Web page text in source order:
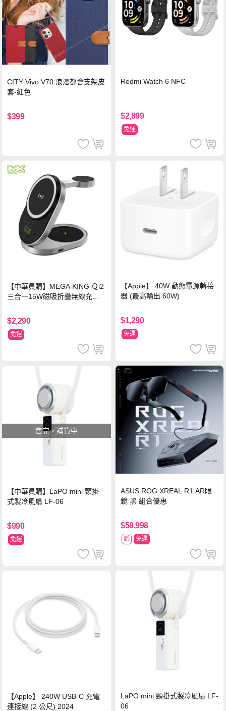
CITY Vivo V70 浪漫都會支架皮
套-紅色
$399
Redmi Watch 6 NFC
$2,899
免運
【中華員購】MEGA KING Ｑi2
三合一15W磁吸折疊無線充電
$2,290
免運
【Apple】 40W 動態電源轉接
器 (最高輸出 60W)
$1,290
免運
售完，補貨中
【中華員購】LaPO mini 頸掛
式製冷風扇 LF-06
$990
免運
ASUS ROG XREAL R1 AR眼
鏡 黑 組合優惠
$58,998
贈 免運
【Apple】 240W USB-C 充電
連接線 (2 公尺) 2024
LaPO mini 頸掛式製冷風扇 LF-
06